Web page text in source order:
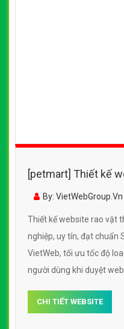
[petmart] Thiết kế
đẹp, chuyên nghiệp
By: VietWebGroup.Vn
Thiết kế website
VietWeb, tối ưu tốc độ
người dùng khi duyệt